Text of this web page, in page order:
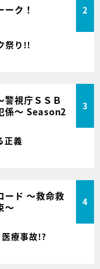
ーク！ 2
祭り!!
警視庁ＳＳＢ
係～ Season2
3
正義
ード ～救命救
～
4
療事故!?